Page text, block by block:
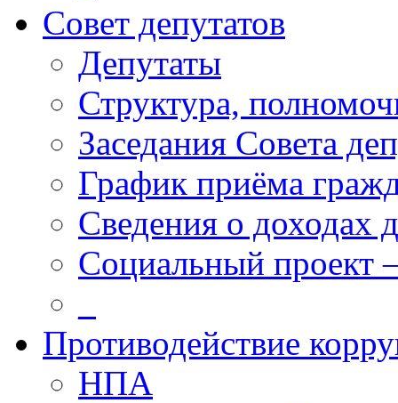
Совет депутатов
Депутаты
Структура,
Заседания Совета
График приёма
Сведения о доходах
Социальный проект
Противодействие
НПА